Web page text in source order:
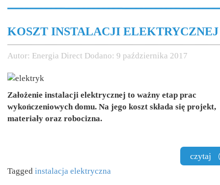
KOSZT INSTALACJI ELEKTRYCZNEJ
Autor: Energia Direct Dodano: 9 października 2017
Założenie instalacji elektrycznej to ważny etap prac
wykończeniowych domu. Na jego koszt składa się projekt,
materiały oraz robocizna.
czytaj
Tagged instalacja elektryczna